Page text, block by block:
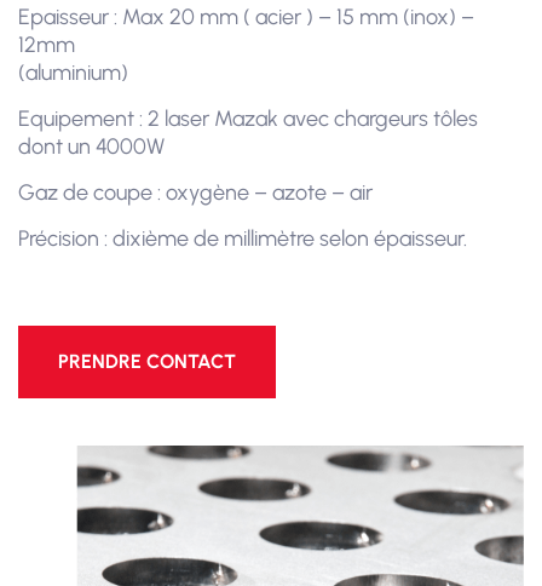
Epaisseur : Max 20 mm ( acier ) – 15 mm (inox) –
12mm
(aluminium)
Equipement : 2 laser Mazak avec chargeurs tôles
dont un 4000W
Gaz de coupe : oxygène – azote – air
Précision : dixième de millimètre selon épaisseur.
PRENDRE CONTACT